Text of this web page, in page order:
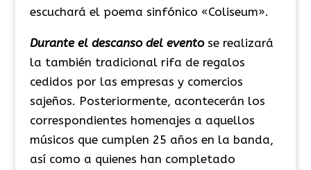
escuchará el poema sinfónico «Coliseum».
Durante el descanso del eventose realizará
la también tradicional rifa de regalos
cedidos por las empresas y comercios
sajeños. Posteriormente, acontecerán los
correspondientes homenajes a aquellos
músicos que cumplen 25 años en la banda,
así como a quienes han completado